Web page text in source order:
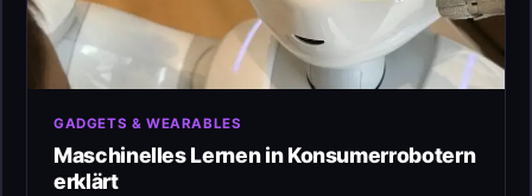
GADGETS & WEARABLES
Maschinelles Lernen in Konsumerrobotern
erklärt